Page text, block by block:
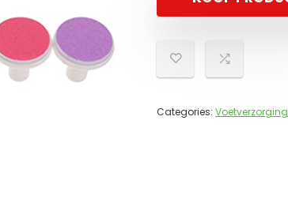
Categories: Voetverzorging